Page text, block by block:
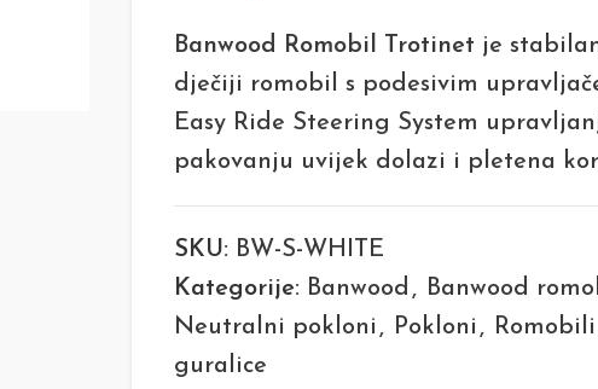
Banwood Romobil Trotinet je
dječiji romobil s podesivim
Easy Ride Steering System
pakovanju uvijek dolazi i pletena
SKU: BW-S-WHITE
Kategorije: Banwood , Banwood
Neutralni pokloni , Pokloni , Romobili
guralice